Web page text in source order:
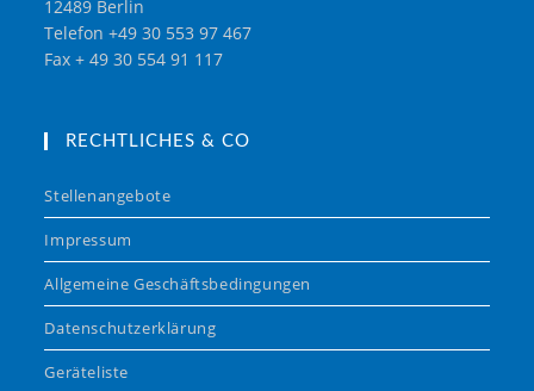
12489 Berlin
Telefon +49 30 553 97 467
Fax + 49 30 554 91 117
RECHTLICHES & CO
Stellenangebote
Impressum
Allgemeine Geschäftsbedingungen
Datenschutzerklärung
Geräteliste